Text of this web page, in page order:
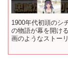
1900年代初頭のシ
の物語が幕を開け
画のようなストー